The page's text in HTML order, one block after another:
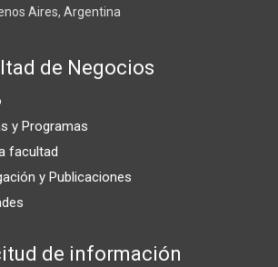
Aires, Argentina
de Negocios
y Programas
facultad
y Publicaciones
de información